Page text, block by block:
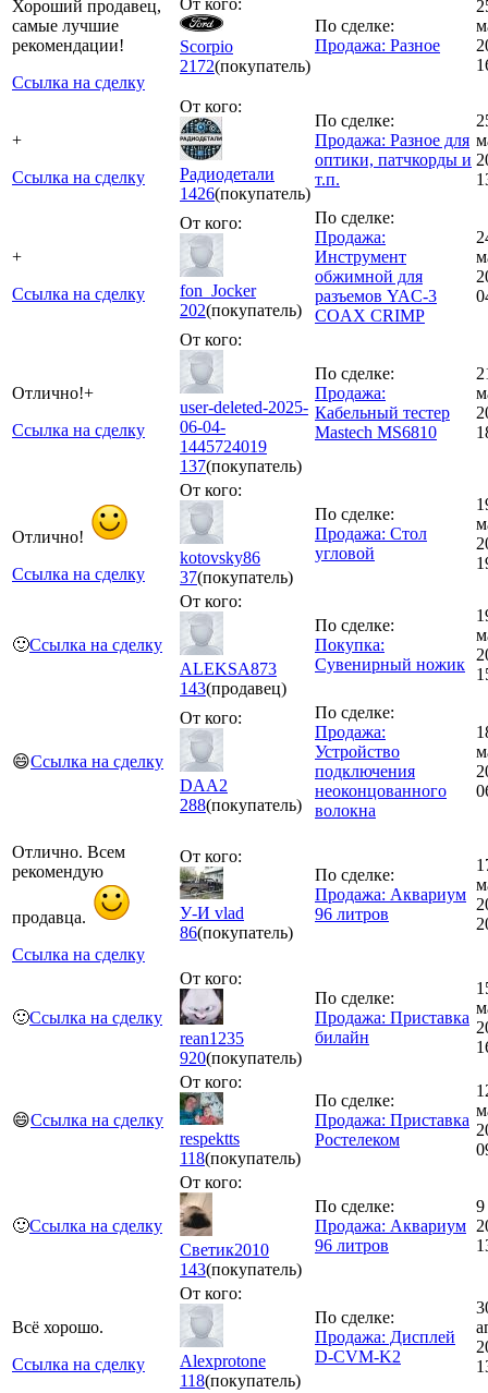
Хороший продавец,
самые лучшие
рекомендации!
Ссылка на сделку
Scorpio
2172(покупатель)
По сделке:
Продажа: Разное
+
Ссылка на сделку
От кого:
Радиодетали
1426(покупатель)
По сделке:
Продажа: Разное для
оптики, патчкорды и
т.п.
+
Ссылка на сделку
От кого:
fon_Jocker
202(покупатель)
По сделке:
Продажа:
Инструмент
обжимной для
разъемов YAC-3
COAX CRIMP
Отлично!+
Ссылка на сделку
От кого:
user-deleted-2025-
06-04-
1445724019
137(покупатель)
По сделке:
Продажа:
Кабельный тестер
Mastech MS6810
Отлично!
Ссылка на сделку
От кого:
kotovsky86
37(покупатель)
По сделке:
Продажа: Стол
угловой
🙂Ссылка на сделку
От кого:
ALEKSA873
143(продавец)
По сделке:
Покупка:
Сувенирный ножик
😄Ссылка на сделку
От кого:
DAA2
288(покупатель)
По сделке:
Продажа:
Устройство
подключения
неоконцованного
волокна
Отлично. Всем
рекомендую
продавца.
Ссылка на сделку
От кого:
У-И vlad
86(покупатель)
По сделке:
Продажа: Аквариум
96 литров
🙂Ссылка на сделку
От кого:
rean1235
920(покупатель)
По сделке:
Продажа: Приставка
билайн
😄Ссылка на сделку
От кого:
respektts
118(покупатель)
По сделке:
Продажа: Приставка
Ростелеком
🙂Ссылка на сделку
От кого:
Светик2010
143(покупатель)
По сделке:
Продажа: Аквариум
96 литров
9
Всё хорошо.
Ссылка на сделку
От кого:
Alexprotone
118(покупатель)
По сделке:
Продажа: Дисплей
D-CVM-K2